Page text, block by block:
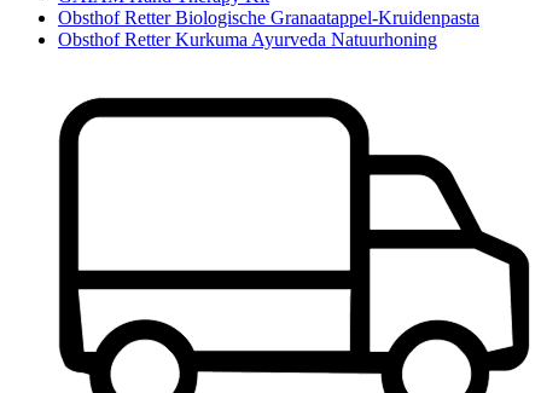
Obsthof Retter Biologische Granaatappel-Kruidenpasta
Obsthof Retter Kurkuma Ayurveda Natuurhoning